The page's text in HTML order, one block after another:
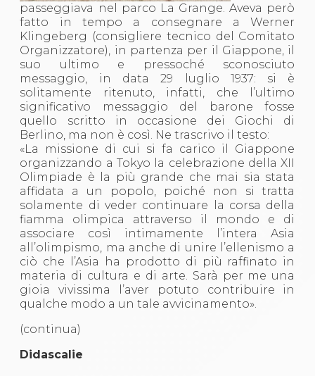
passeggiava nel parco La Grange. Aveva però
fatto in tempo a consegnare a Werner
Klingeberg (consigliere tecnico del Comitato
Organizzatore), in partenza per il Giappone, il
suo ultimo e pressoché sconosciuto
messaggio, in data 29 luglio 1937: si è
solitamente ritenuto, infatti, che l’ultimo
significativo messaggio del barone fosse
quello scritto in occasione dei Giochi di
Berlino, ma non è così. Ne trascrivo il testo:
«La missione di cui si fa carico il Giappone
organizzando a Tokyo la celebrazione della XII
Olimpiade è la più grande che mai sia stata
affidata a un popolo, poiché non si tratta
solamente di veder continuare la corsa della
fiamma olimpica attraverso il mondo e di
associare così intimamente l’intera Asia
all’olimpismo, ma anche di unire l’ellenismo a
ciò che l’Asia ha prodotto di più raffinato in
materia di cultura e di arte. Sarà per me una
gioia vivissima l’aver potuto contribuire in
qualche modo a un tale avvicinamento».
(continua)
Didascalie